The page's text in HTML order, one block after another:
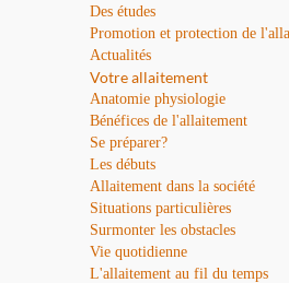
Des études
Promotion et protection de
Actualités
Votre allaitement
Anatomie physiologie
Bénéfices de l'allaitement
Se préparer?
Les débuts
Allaitement dans la société
Situations particulières
Surmonter les obstacles
Vie quotidienne
L'allaitement au fil du temps